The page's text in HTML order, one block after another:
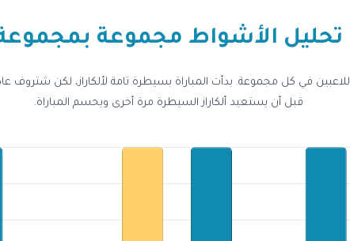
تحليل الأشواط مجموعة
في كل مجموعة. بدأت المباراة بسيطرة تامة لألكاراز، لكن شتروف
قبل أن يستعيد ألكاراز السيطرة مرة أخرى ويحسم المباراة.